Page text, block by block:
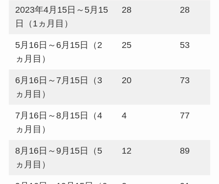
2023年4月15日～5月15
日（1ヵ月目）
28 28
5月16日～6月15日（2
ヵ月目）
25 53
6月16日～7月15日（3
ヵ月目）
20 73
7月16日～8月15日（4
ヵ月目）
4 77
8月16日～9月15日（5
ヵ月目）
12 89